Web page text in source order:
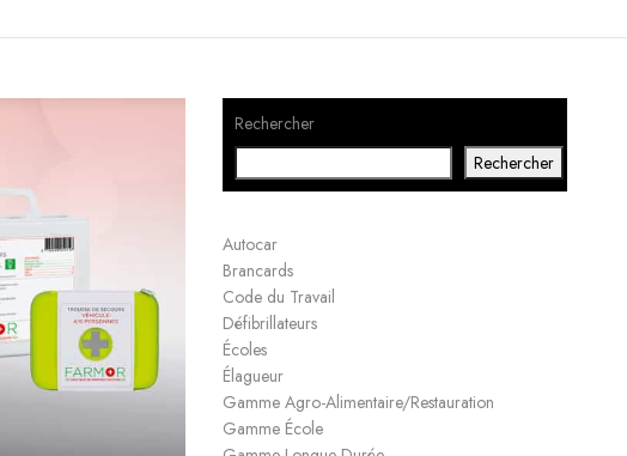
Rechercher
Rechercher
Autocar
Brancards
Code du Travail
Défibrillateurs
Écoles
Élagueur
Gamme Agro-Alimentaire/Restauration
Gamme École